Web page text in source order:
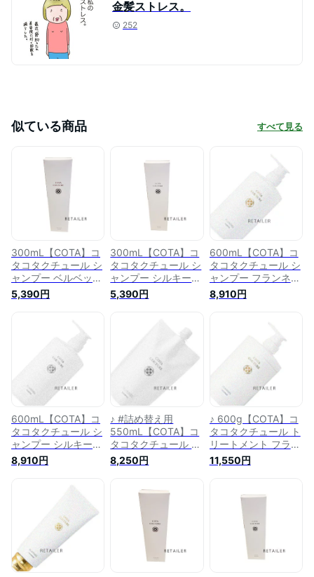
金髪ストレス。
252
似ている商品 すべて見る
300mL【COTA】コ
タコタクチュール シ
ャンプー ベルベッ
ト 300mL＜クラッ
シーブーケの香り＞
5,390円
300mL【COTA】コ
タコタクチュール シ
ャンプー シルキー
300mL＜クラッシー
ブーケの香り＞＜保
ン専売品＞＜頭皮ケ
5,390円
600mL【COTA】コ
タコタクチュール シ
ャンプー フランネ
ル 600mL＜クラッ
シーブーケの香り＞
サロン専売品＞＜頭
8,910円
600mL【COTA】コ
タコタクチュール シ
ャンプー シルキー
600mL＜クラッシー
ブーケの香り＞＜保
8,910円
♪ #詰め替え用
550mL【COTA】コ
タコタクチュール シ
ャンプー シルキー
#詰め替え用 550mL
の香り＞＜保湿・補
修＞＜詰替え・詰替
＞＜サロン専売品＞
＜頭皮ケア＞
8,250円
♪ 600g【COTA】コ
タコタクチュール ト
リートメント フラン
ネル 600g＜クラ
ッシーブーケの香り
＞＜サロン専売品＞
＜コンディショナー
11,550円